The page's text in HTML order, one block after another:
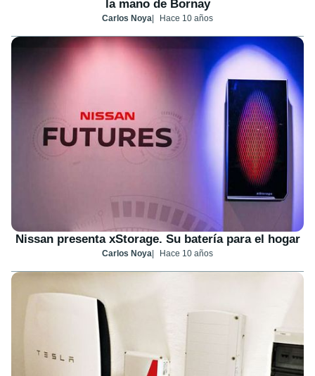
la mano de Bornay
Carlos Noya Hace 10 años
Nissan presenta xStorage. Su batería para el hogar
Carlos Noya Hace 10 años